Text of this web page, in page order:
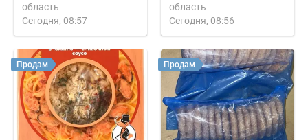
область
Сегодня, 08:57
область
Сегодня, 08:56
Продам Продам